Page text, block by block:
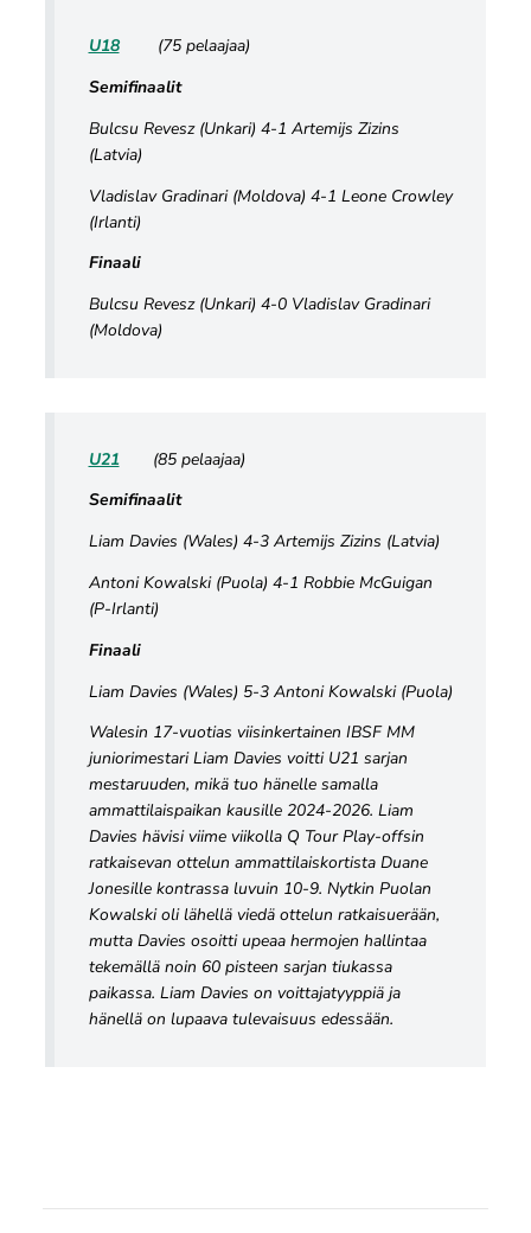
U18
(75 pelaajaa)
Semifinaalit
Bulcsu Revesz (Unkari) 4-1 Artemijs Zizins
(Latvia)
Vladislav Gradinari (Moldova) 4-1 Leone Crowley
(Irlanti)
Finaali
Bulcsu Revesz (Unkari) 4-0 Vladislav Gradinari
(Moldova)
U21
(85 pelaajaa)
Semifinaalit
Liam Davies (Wales) 4-3 Artemijs Zizins (Latvia)
Antoni Kowalski (Puola) 4-1 Robbie McGuigan
(P-Irlanti)
Finaali
Liam Davies (Wales) 5-3 Antoni Kowalski (Puola)
Walesin 17-vuotias viisinkertainen IBSF MM
juniorimestari Liam Davies voitti U21 sarjan
mestaruuden, mikä tuo hänelle samalla
ammattilaispaikan kausille 2024-2026. Liam
Davies hävisi viime viikolla Q Tour Play-offsin
ratkaisevan ottelun ammattilaiskortista Duane
Jonesille kontrassa luvuin 10-9. Nytkin Puolan
Kowalski oli lähellä viedä ottelun ratkaisuerään,
mutta Davies osoitti upeaa hermojen hallintaa
tekemällä noin 60 pisteen sarjan tiukassa
paikassa. Liam Davies on voittajatyyppiä ja
hänellä on lupaava tulevaisuus edessään.